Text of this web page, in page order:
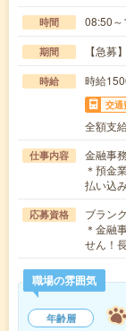
時間 08:50
期間 【急募
時給 時給
交通
全額支
仕事内容
金融事
＊預金
払い込
応募資格
ブラン
＊金融
せん！
職場の雰囲気
年齢層